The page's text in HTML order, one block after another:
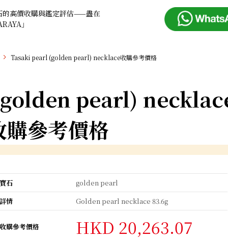
的高價收購與鑑定評估——盡在
」
Tasaki pearl (golden pearl) necklace收購參考價格
pearl)
購參考價格
寶石
golden pearl
詳情
Golden pearl necklace 83.6g
收購參考價格 HKD 20,263.07